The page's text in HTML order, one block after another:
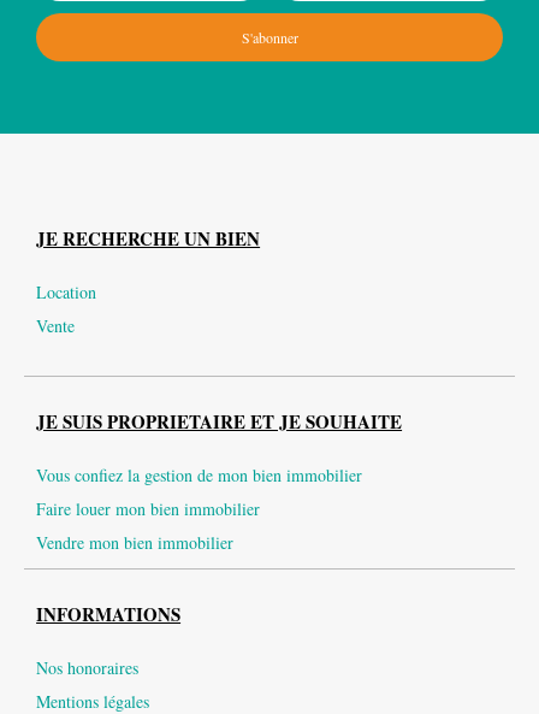
S'abonner
JE RECHERCHE UN BIEN
Location
Vente
JE SUIS PROPRIETAIRE ET JE SOUHAITE
Vous confiez la gestion de mon bien immobilier
Faire louer mon bien immobilier
Vendre mon bien immobilier
INFORMATIONS
Nos honoraires
Mentions légales